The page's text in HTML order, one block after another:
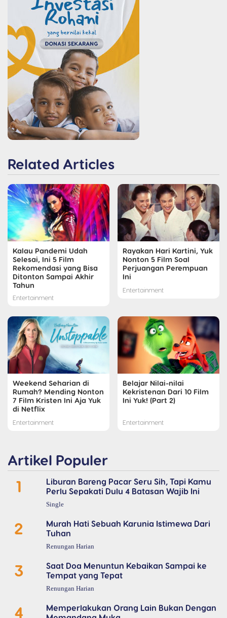
Related Articles
Kalau Pandemi Udah
Selesai, Ini 5 Film
Rekomendasi yang Bisa
Ditonton Sampai Akhir
Tahun
Entertainment
Rayakan Hari Kartini, Yuk
Nonton 5 Film Soal
Perjuangan Perempuan
Ini
Entertainment
Weekend Seharian di
Rumah? Mending Nonton
7 Film Kristen Ini Aja Yuk
di Netflix
Entertainment
Belajar Nilai-nilai
Kekristenan Dari 10 Film
Ini Yuk! (Part 2)
Entertainment
Artikel Populer
1
Liburan Bareng Pacar Seru Sih, Tapi Kamu
Perlu Sepakati Dulu 4 Batasan Wajib Ini
Single
2
Murah Hati Sebuah Karunia Istimewa Dari
Tuhan
Renungan Harian
3
Saat Doa Menuntun Kebaikan Sampai ke
Tempat yang Tepat
Renungan Harian
4
Memperlakukan Orang Lain Bukan Dengan